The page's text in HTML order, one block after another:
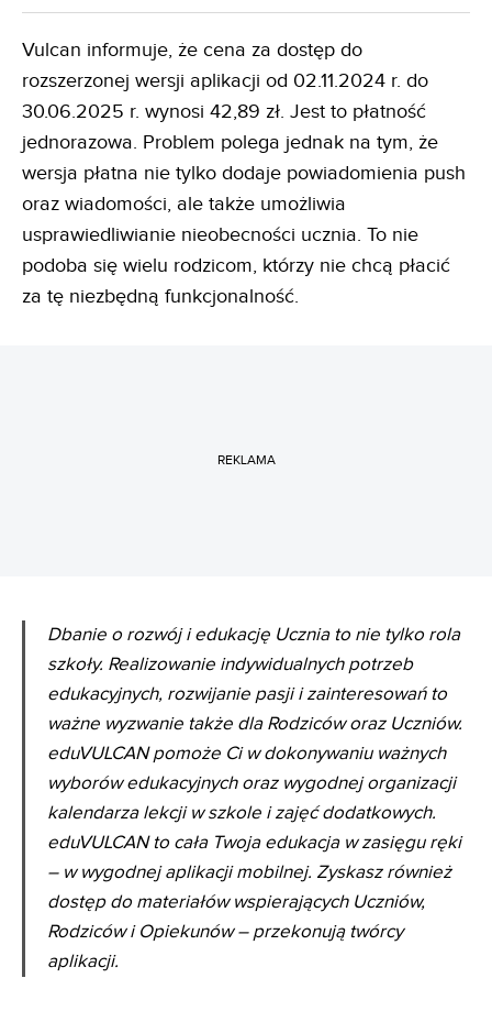
Vulcan informuje, że cena za dostęp do
rozszerzonej wersji aplikacji od 02.11.2024 r. do
30.06.2025 r. wynosi 42,89 zł. Jest to płatność
jednorazowa. Problem polega jednak na tym, że
wersja płatna nie tylko dodaje powiadomienia push
oraz wiadomości, ale także umożliwia
usprawiedliwianie nieobecności ucznia. To nie
podoba się wielu rodzicom, którzy nie chcą płacić
za tę niezbędną funkcjonalność.
REKLAMA
Dbanie o rozwój i edukację Ucznia to nie tylko rola
szkoły. Realizowanie indywidualnych potrzeb
edukacyjnych, rozwijanie pasji i zainteresowań to
ważne wyzwanie także dla Rodziców oraz Uczniów.
eduVULCAN pomoże Ci w dokonywaniu ważnych
wyborów edukacyjnych oraz wygodnej organizacji
kalendarza lekcji w szkole i zajęć dodatkowych.
eduVULCAN to cała Twoja edukacja w zasięgu ręki
– w wygodnej aplikacji mobilnej. Zyskasz również
dostęp do materiałów wspierających Uczniów,
Rodziców i Opiekunów – przekonują twórcy
aplikacji.